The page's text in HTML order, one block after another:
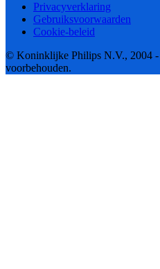
Privacyverklaring
Gebruiksvoorwaarden
Cookie-beleid
© Koninklijke Philips N.V., 2004 -
voorbehouden.